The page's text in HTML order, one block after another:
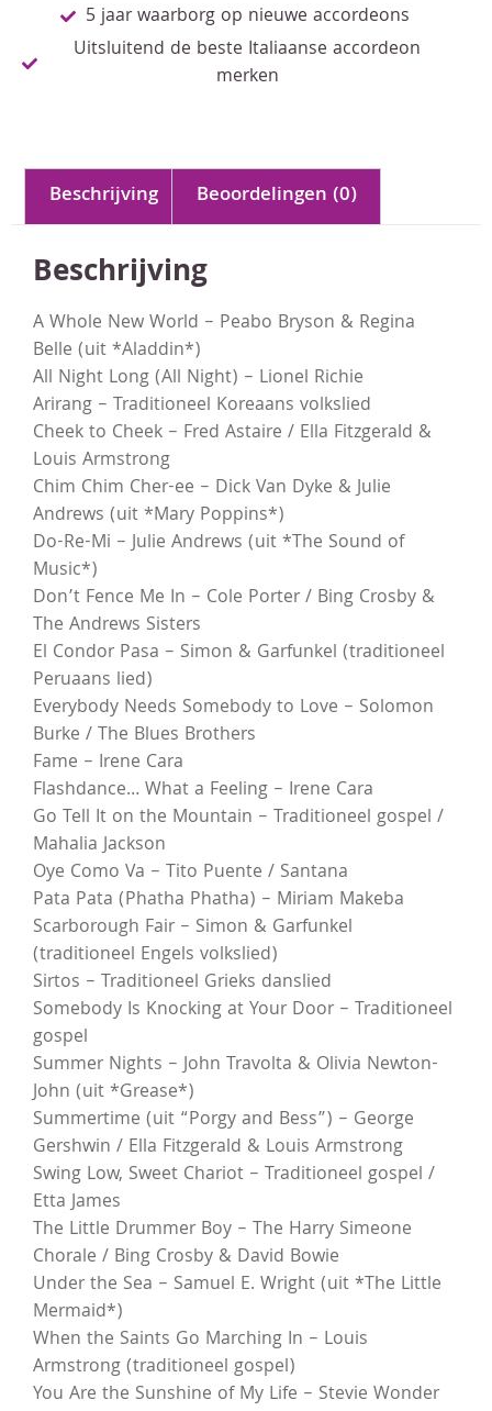
5 jaar waarborg op nieuwe accordeons
Uitsluitend de beste Italiaanse accordeon
merken
Beschrijving Beoordelingen (0)
Beschrijving
A Whole New World – Peabo Bryson & Regina
Belle (uit *Aladdin*)
All Night Long (All Night) – Lionel Richie
Arirang – Traditioneel Koreaans volkslied
Cheek to Cheek – Fred Astaire / Ella Fitzgerald &
Louis Armstrong
Chim Chim Cher-ee – Dick Van Dyke & Julie
Andrews (uit *Mary Poppins*)
Do-Re-Mi – Julie Andrews (uit *The Sound of
Music*)
Don’t Fence Me In – Cole Porter / Bing Crosby &
The Andrews Sisters
El Condor Pasa – Simon & Garfunkel (traditioneel
Peruaans lied)
Everybody Needs Somebody to Love – Solomon
Burke / The Blues Brothers
Fame – Irene Cara
Flashdance… What a Feeling – Irene Cara
Go Tell It on the Mountain – Traditioneel gospel /
Mahalia Jackson
Oye Como Va – Tito Puente / Santana
Pata Pata (Phatha Phatha) – Miriam Makeba
Scarborough Fair – Simon & Garfunkel
(traditioneel Engels volkslied)
Sirtos – Traditioneel Grieks danslied
Somebody Is Knocking at Your Door – Traditioneel
gospel
Summer Nights – John Travolta & Olivia Newton-
John (uit *Grease*)
Summertime (uit “Porgy and Bess”) – George
Gershwin / Ella Fitzgerald & Louis Armstrong
Swing Low, Sweet Chariot – Traditioneel gospel /
Etta James
The Little Drummer Boy – The Harry Simeone
Chorale / Bing Crosby & David Bowie
Under the Sea – Samuel E. Wright (uit *The Little
Mermaid*)
When the Saints Go Marching In – Louis
Armstrong (traditioneel gospel)
You Are the Sunshine of My Life – Stevie Wonder